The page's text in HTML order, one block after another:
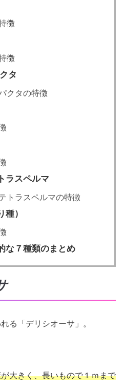
徴
徴
タ
クタの特徴
ラスペルマ
トラスペルマの特徴
）
な７種類のまとめ
る「デリシオーサ」。
大きく、長いもので１ｍまで